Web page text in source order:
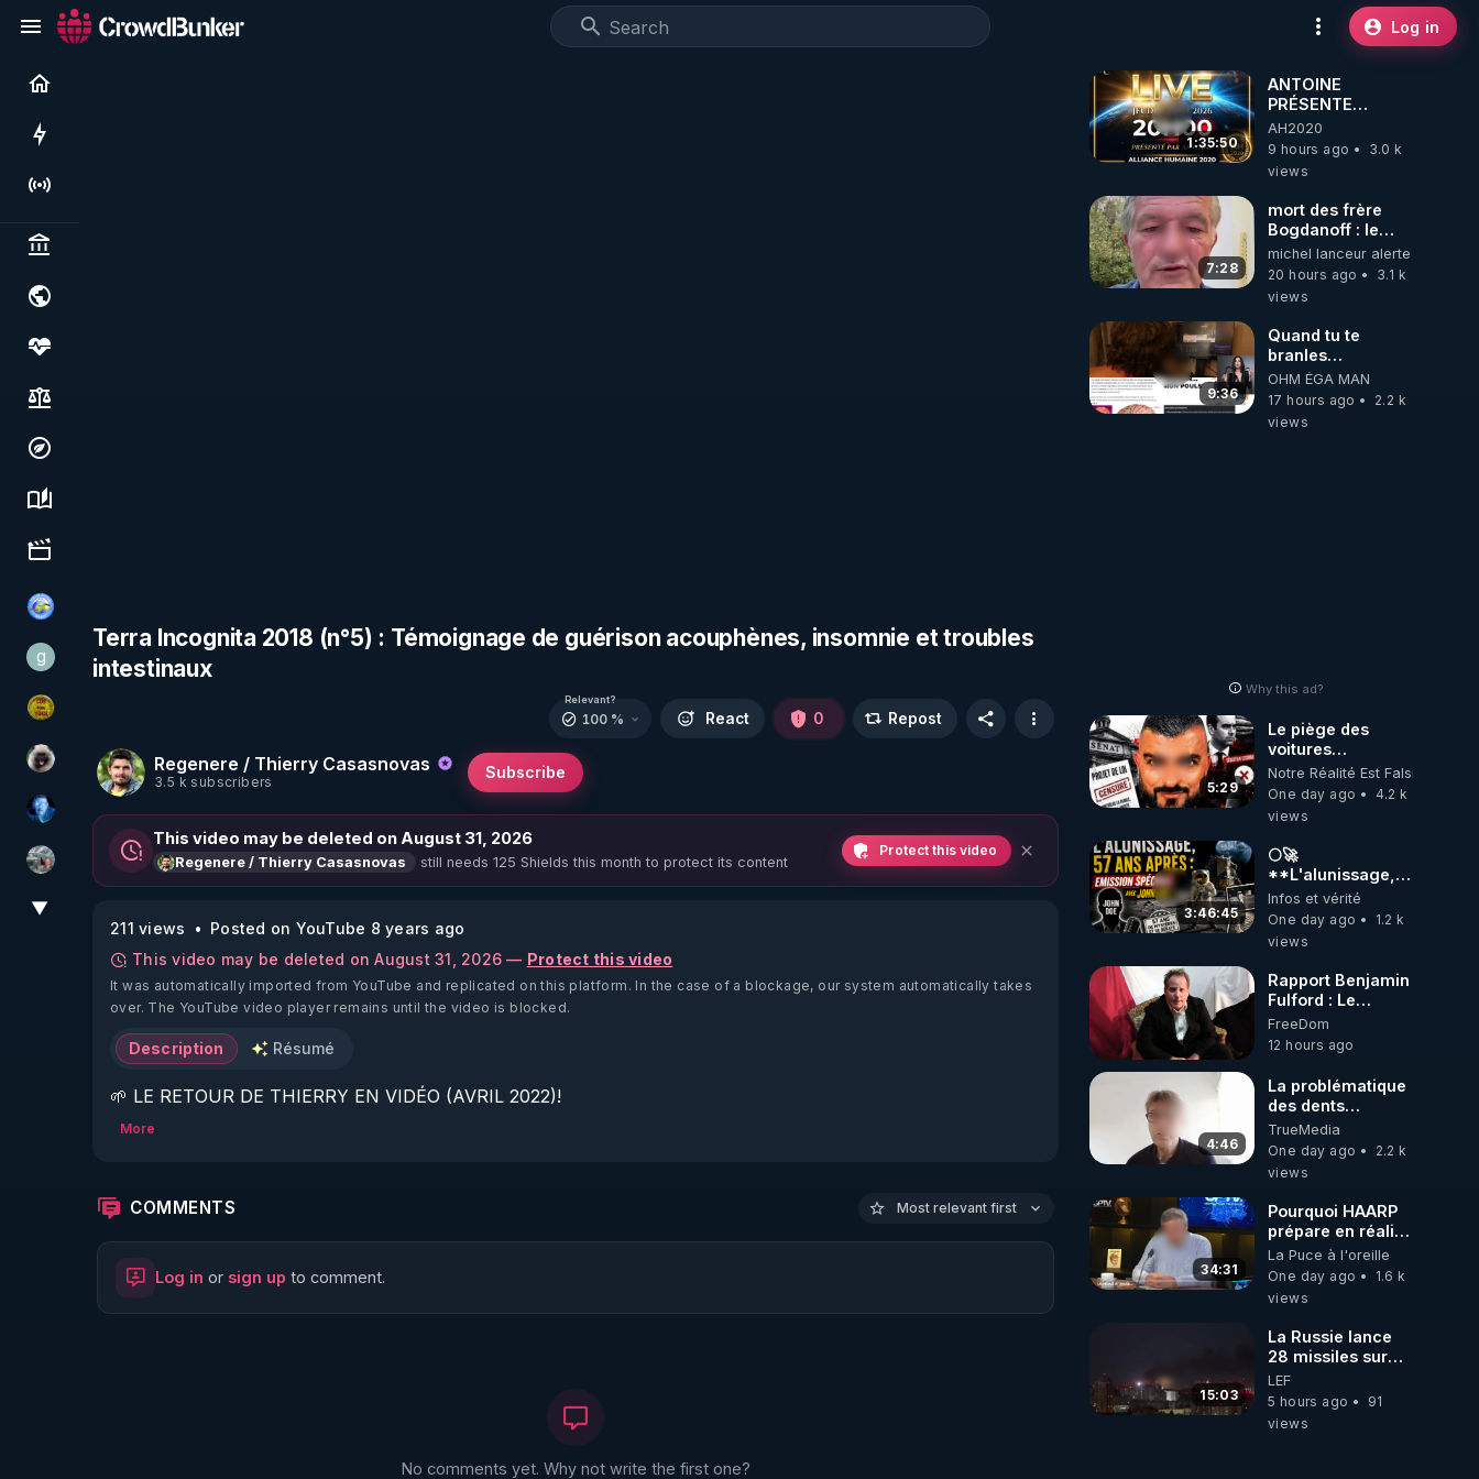
Log in
Live
Politics & institutions
Society, justice & freedoms
Economy, environment & technology
Science, history & spirituality
Culture, media & entertainment
Tonton Posture Débrief
ggilo59
CDS pour TOUS
Priscane
AH2020
Ben Garneau
▼
Terra Incognita 2018 (n°5) : Témoignage de guérison acouphènes, insomnie et troubles
intestinaux
Regenere / Thierry Casasnovas
3.5 k subscribers
Subscribe
Relevant?
100 % React 0 Repost
This video may be deleted on August 31, 2026
Regenere / Thierry Casasnovas still needs 125 Shields this month to protect its content
Protect this video
211 views
Posted on YouTube 8 years ago
This video may be deleted on August 31, 2026 — Protect this video
It was automatically imported from YouTube and replicated on this platform. In the case of a blockage, our system automatically takes
over. The YouTube video player remains until the video is blocked.
Description Résumé
🌱 LE RETOUR DE THIERRY EN VIDÉO (AVRIL 2022)!
🌱 LE MAGAZINE RÉGÉNÈRE
http://rgnr.li/ymag
More
COMMENTS Most relevant first
Log in or sign up to comment.
No comments yet. Why not write the first one?
1:35:50
ANTOINE
PRÉSENTE
AH2020 LE LIVE
20H ***DU
06/08/2026***
AH2020
9 hours ago
3.0 k
views
7:28
mort des frère
Bogdanoff : le
mensonge d état
michel lanceur alerte
20 hours ago
3.1 k
views
9:36
Quand tu te
branles
bonhomme tu
émets des ondes
ils ont juste omis
OHM ÉGA MAN
17 hours ago
2.2 k
views
Why this ad?
5:29
Le piège des
voitures
électriques se
referme sur les
usagers !
Notre Réalité Est Falsifiée Et
One day ago
4.2 k
views
3:46:45
🌕🚀
**L'alunissage,
57 ans après :
Émission spéciale
avec John Doe
Infos et vérité
One day ago
1.2 k
views
Rapport Benjamin
Fulford : Le
leadership
occidental
dysfonctionnel
s’enfonce dans
une spirale
que l’Arabie
saoudite
s’effondre – 3
https://
fulford-report-
dysfunctional-
western-
leadership-in-
saudi-arabia-
falls-august-3-
2026/
FreeDom
12 hours ago
4:46
La problématique
des dents
dévitalisées et
des implants
TrueMedia
One day ago
2.2 k
views
34:31
Pourquoi HAARP
prépare en réalité
un CHAOS
climatique, on
répond
La Puce à l'oreille
One day ago
1.6 k
views
15:03
La Russie lance
28 missiles sur
Kiev, l'attaque
révèle la faiblesse
de Kiev
LEF
5 hours ago
91
views